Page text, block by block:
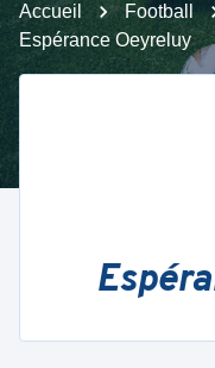
Accueil Football
Espérance Oeyreluy